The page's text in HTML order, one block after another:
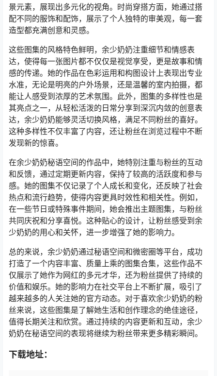
景元素，展现出多元化的视角。时尚穿搭方面，她通过搭
配不同的服饰和配饰，展示了个人独特的审美观，每一套
造型都充满创意和灵感。
这些图集的风格特色鲜明，余少奶奶注重细节和情感表
达，使得每一张图片都不仅仅是视觉享受，更是故事和情
感的传递。她的作品在色彩运用和构图设计上表现出专业
水准，无论是明亮的户外场景，还是温馨的室内拍摄，都
能让人感受到浓厚的艺术氛围。此外，图集的多样性也是
其亮点之一，从轻松活泼的日常分享到深沉内敛的创意表
达，余少奶奶能够灵活切换风格，满足不同粉丝的喜好。
这种多样性不仅丰富了内容，还让粉丝在浏览过程中不断
发现新的惊喜。
在余少奶奶秘语空间的作品中，她特别注重与粉丝的互动
和反馈，通过定期更新内容，保持了较高的活跃度和参与
感。她的图集不仅记录了个人成长和变化，还反映了社会
热点和流行趋势，使得内容更具时效性和相关性。例如，
在一些节日或特殊事件期间，她会推出主题图集，与粉丝
共同庆祝和分享喜悦。这种贴心的设计，让粉丝感受到余
少奶奶的用心和关怀，进一步增强了她的影响力。
总的来说，余少奶奶通过秘语空间和微密圈等平台，成功
打造了一个内容丰富、质量上乘的图集合集，这些作品不
仅展示了她作为网红的多元才华，还为粉丝提供了持续的
价值和娱乐。她的影响力在社交平台上不断扩展，吸引了
越来越多的人关注她的官方动态。对于喜欢余少奶奶的粉
丝来说，这些图集是了解她生活和创作理念的绝佳途径，
值得长期关注和欣赏。通过持续的内容更新和互动，余少
奶奶在秘语空间的表现将继续为粉丝带来更多精彩瞬间。
下载地址：